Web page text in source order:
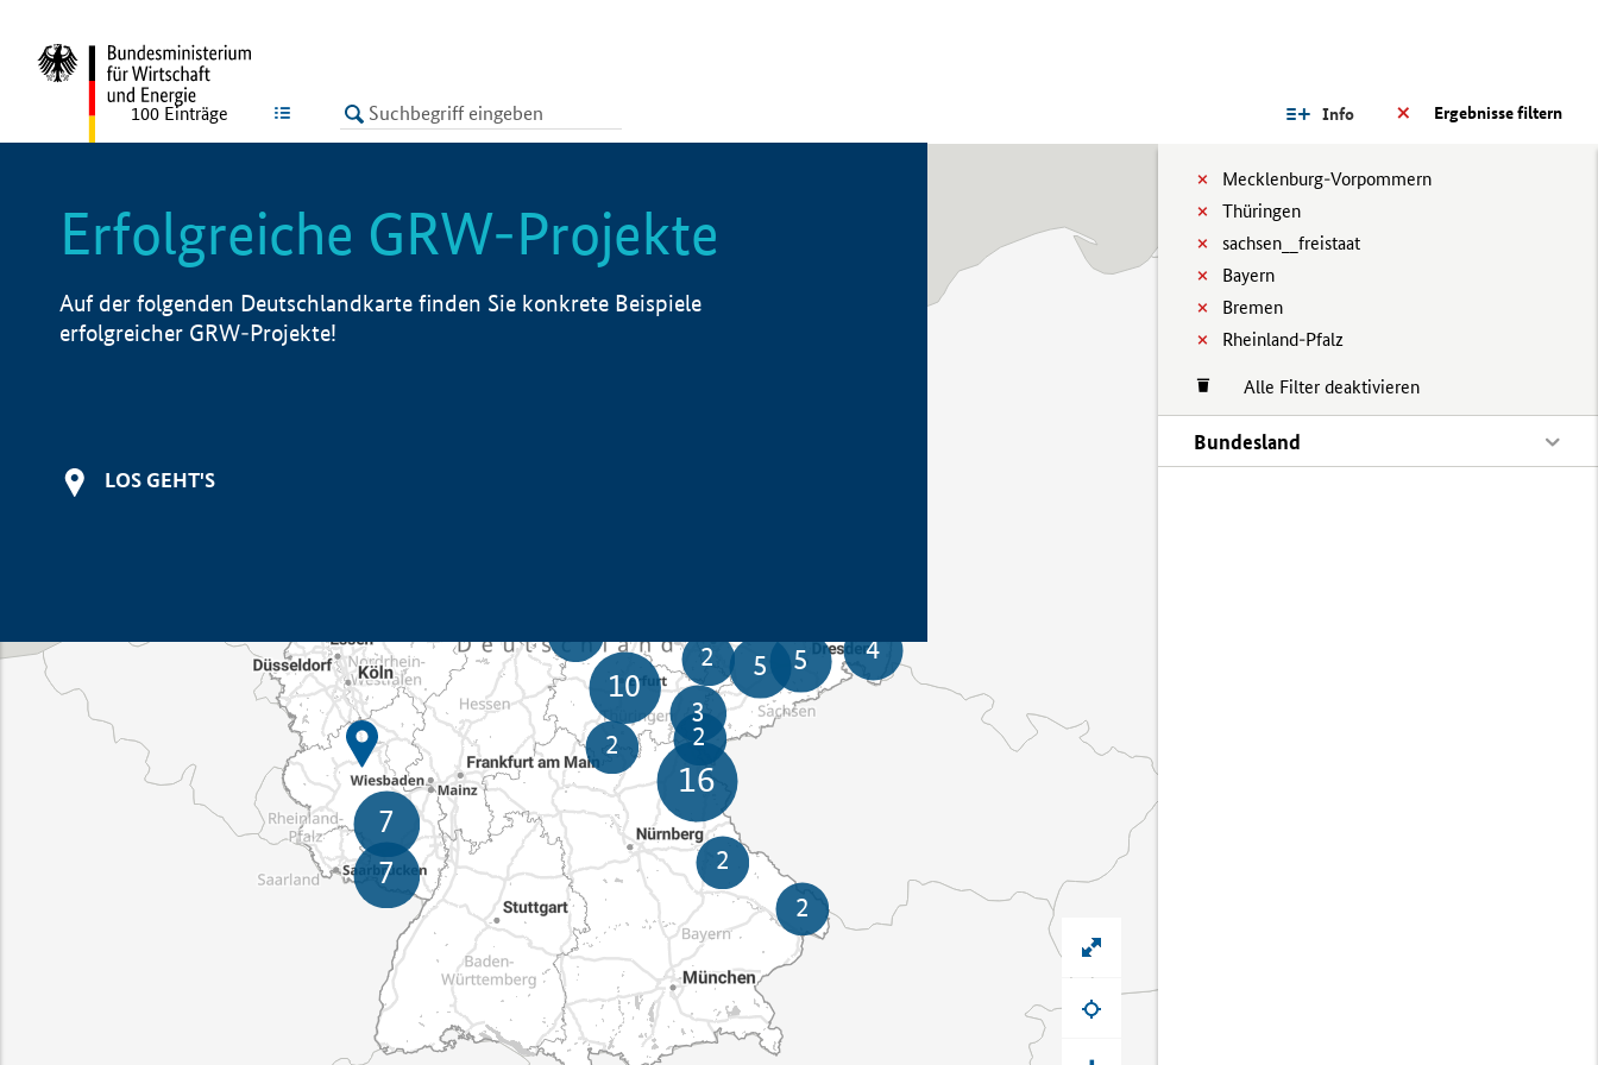
LISTE Ergebnisse filtern
Info
Mecklenburg-Vorpommern
Thüringen
sachsen__freistaat
Bayern
Bremen
Rheinland-Pfalz
Alle Filter deaktivieren
Bundesland
100 Einträge
Erfolgreiche GRW-Projekte
Auf der folgenden Deutschlandkarte finden Sie konkrete Beispiele
erfolgreicher GRW-Projekte!
LOS GEHT'S